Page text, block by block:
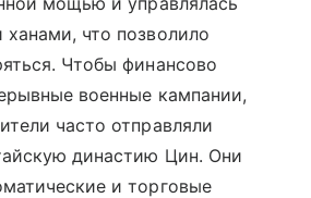
что позволило
Чтобы финансово
военные кампании,
часто отправляли
династию Цин. Они
и торговые